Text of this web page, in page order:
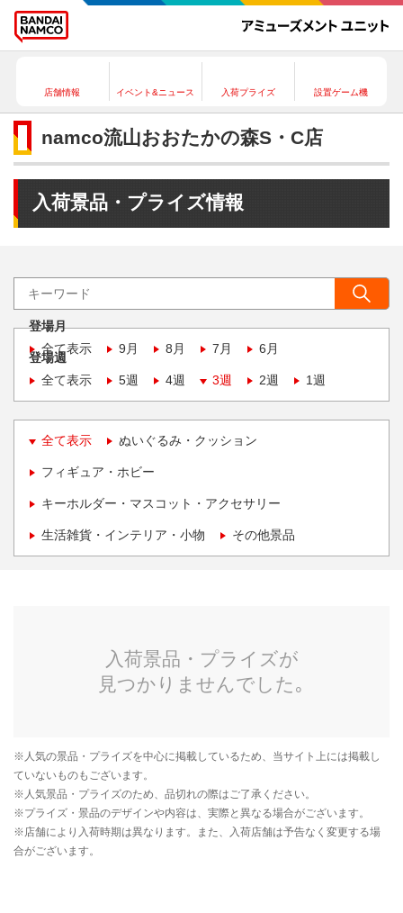
店舗情報 イベント&ニュース 入荷プライズ 設置ゲーム機
namco流山おおたかの森S・C店
入荷景品・プライズ情報
登場月
全て表示
9月 8月 7月 6月
登場週
全て表示
5週 4週 3週 2週 1週
全て表示 ぬいぐるみ・クッション
フィギュア・ホビー
キーホルダー・マスコット・アクセサリー
生活雑貨・インテリア・小物 その他景品